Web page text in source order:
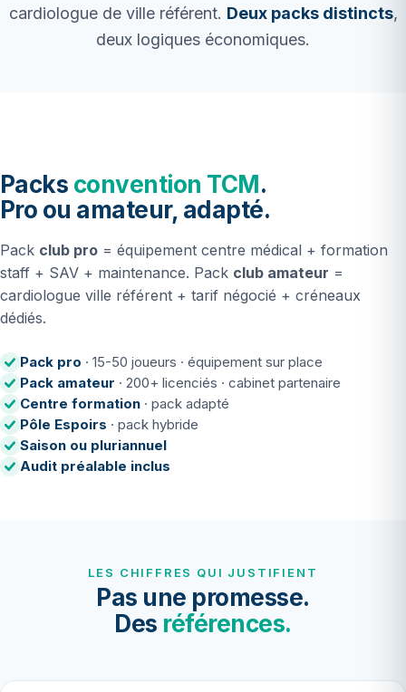
cardiologue de ville référent. Deux packs distincts,
deux logiques économiques.
Packs convention TCM.
Pro ou amateur, adapté.
Pack club pro = équipement centre médical + formation
staff + SAV + maintenance. Pack club amateur =
cardiologue ville référent + tarif négocié + créneaux
dédiés.
Pack pro · 15-50 joueurs · équipement sur place
Pack amateur · 200+ licenciés · cabinet partenaire
Centre formation · pack adapté
Pôle Espoirs · pack hybride
Saison ou pluriannuel
Audit préalable inclus
LES CHIFFRES QUI JUSTIFIENT
Pas une promesse.
Des références.